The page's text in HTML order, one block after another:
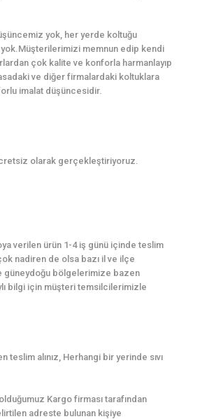
yok, her yerde koltuğu
memnun edip kendi
çok kalite ve konforla harmanlayıp
ve diğer firmalardaki koltuklara
imalat düşüncesidir.
olarak gerçekleştiriyoruz.
verilen ürün 1-4 iş günü içinde teslim
nadiren de olsa bazı il ve ilçe
güneydoğu bölgelerimize bazen
bilgi için müşteri temsilcilerimizle
alınız, Herhangi bir yerinde sıvı
Kargo firması tarafından
adreste bulunan kişiye